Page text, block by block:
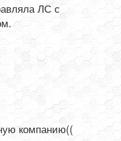
ЛС с
компанию((